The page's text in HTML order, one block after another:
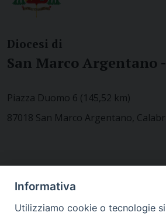
Diocesi di
San Marco Argentano
Piazza Duomo 6 (145,52 km)
87018 San Marco Argentano,
Informativa
Utilizziamo cookie o tecnologie